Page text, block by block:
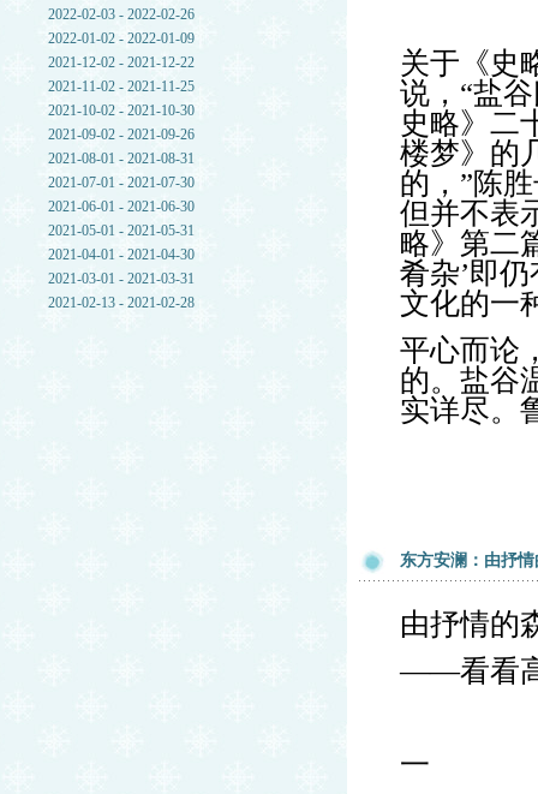
2022-02-03 - 2022-02-26
2022-01-02 - 2022-01-09
2021-12-02 - 2021-12-22
2021-11-02 - 2021-11-25
2021-10-02 - 2021-10-30
2021-09-02 - 2021-09-26
2021-08-01 - 2021-08-31
2021-07-01 - 2021-07-30
2021-06-01 - 2021-06-30
2021-05-01 - 2021-05-31
2021-04-01 - 2021-04-30
2021-03-01 - 2021-03-31
2021-02-13 - 2021-02-28
关于《史
说，“盐
史略》二
楼梦》的
的，”陈
但并不表
略》第二
肴杂’即
文化的一
平心而论
的。盐谷
实详尽。
东方安澜：由抒
由抒情的
——看看
一